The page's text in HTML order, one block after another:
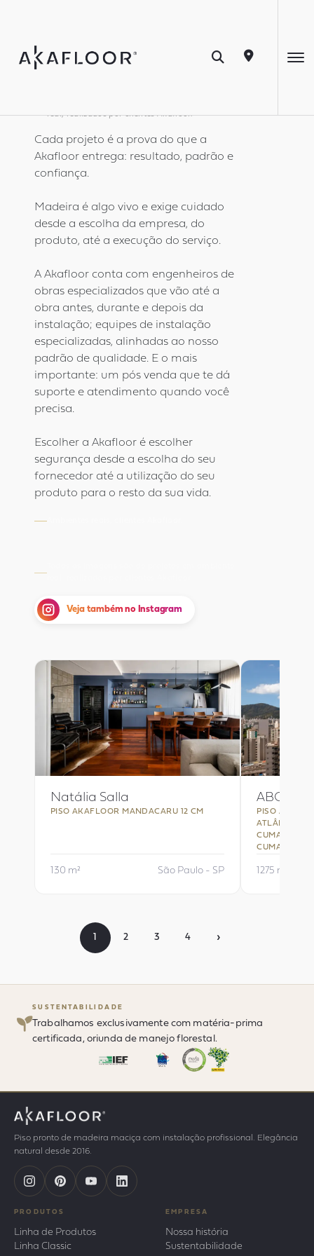
real, realizados por clientes Akafloor.
Cada projeto é a prova do que a
Akafloor entrega: resultado, padrão e
confiança.
Madeira é algo vivo e exige cuidado
desde a escolha da empresa, do
produto, até a execução do serviço.
A Akafloor conta com engenheiros de
obras especializados que vão até a
obra antes, durante e depois da
instalação; equipes de instalação
especializadas, alinhadas ao nosso
padrão de qualidade. E o mais
importante: um pós venda que te dá
suporte e atendimento quando você
precisa.
Escolher a Akafloor é escolher
segurança desde a escolha do seu
fornecedor até a utilização do seu
produto para o resto da sua vida.
Ambientes reais, clientes Akafloor.
Veja também no Instagram
Natália Salla
PISO AKAFLOOR MANDACARU 12 CM
130 m² São Paulo - SP
ABC.Inc
PISO
ATLÂNTICA
CUMARU |
CUMARU
1275 m²
1 2 3 4 ›
SUSTENTABILIDADE
Trabalhamos exclusivamente com matéria-prima
certificada, oriunda de manejo florestal.
Piso pronto de madeira maciça com instalação profissional. Elegância
natural desde 2016.
PRODUTOS
Linha de Produtos
Linha Classic
EMPRESA
Nossa história
Sustentabilidade